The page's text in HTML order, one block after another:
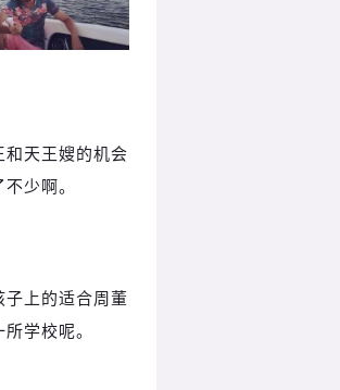
和天王嫂的机会
少啊。
上的适合周董
学校呢。